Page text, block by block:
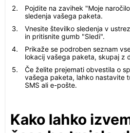
Pojdite na zavihek "Moje
sledenja vašega paketa.
Vnesite številko sledenja v
in pritisnite gumb "Sledi".
Prikaže se podroben seznam
lokacij vašega paketa, skupaj z
Če želite prejemati obvestila o
vašega paketa, lahko nastavite
SMS ali e-pošte.
Kako lahko